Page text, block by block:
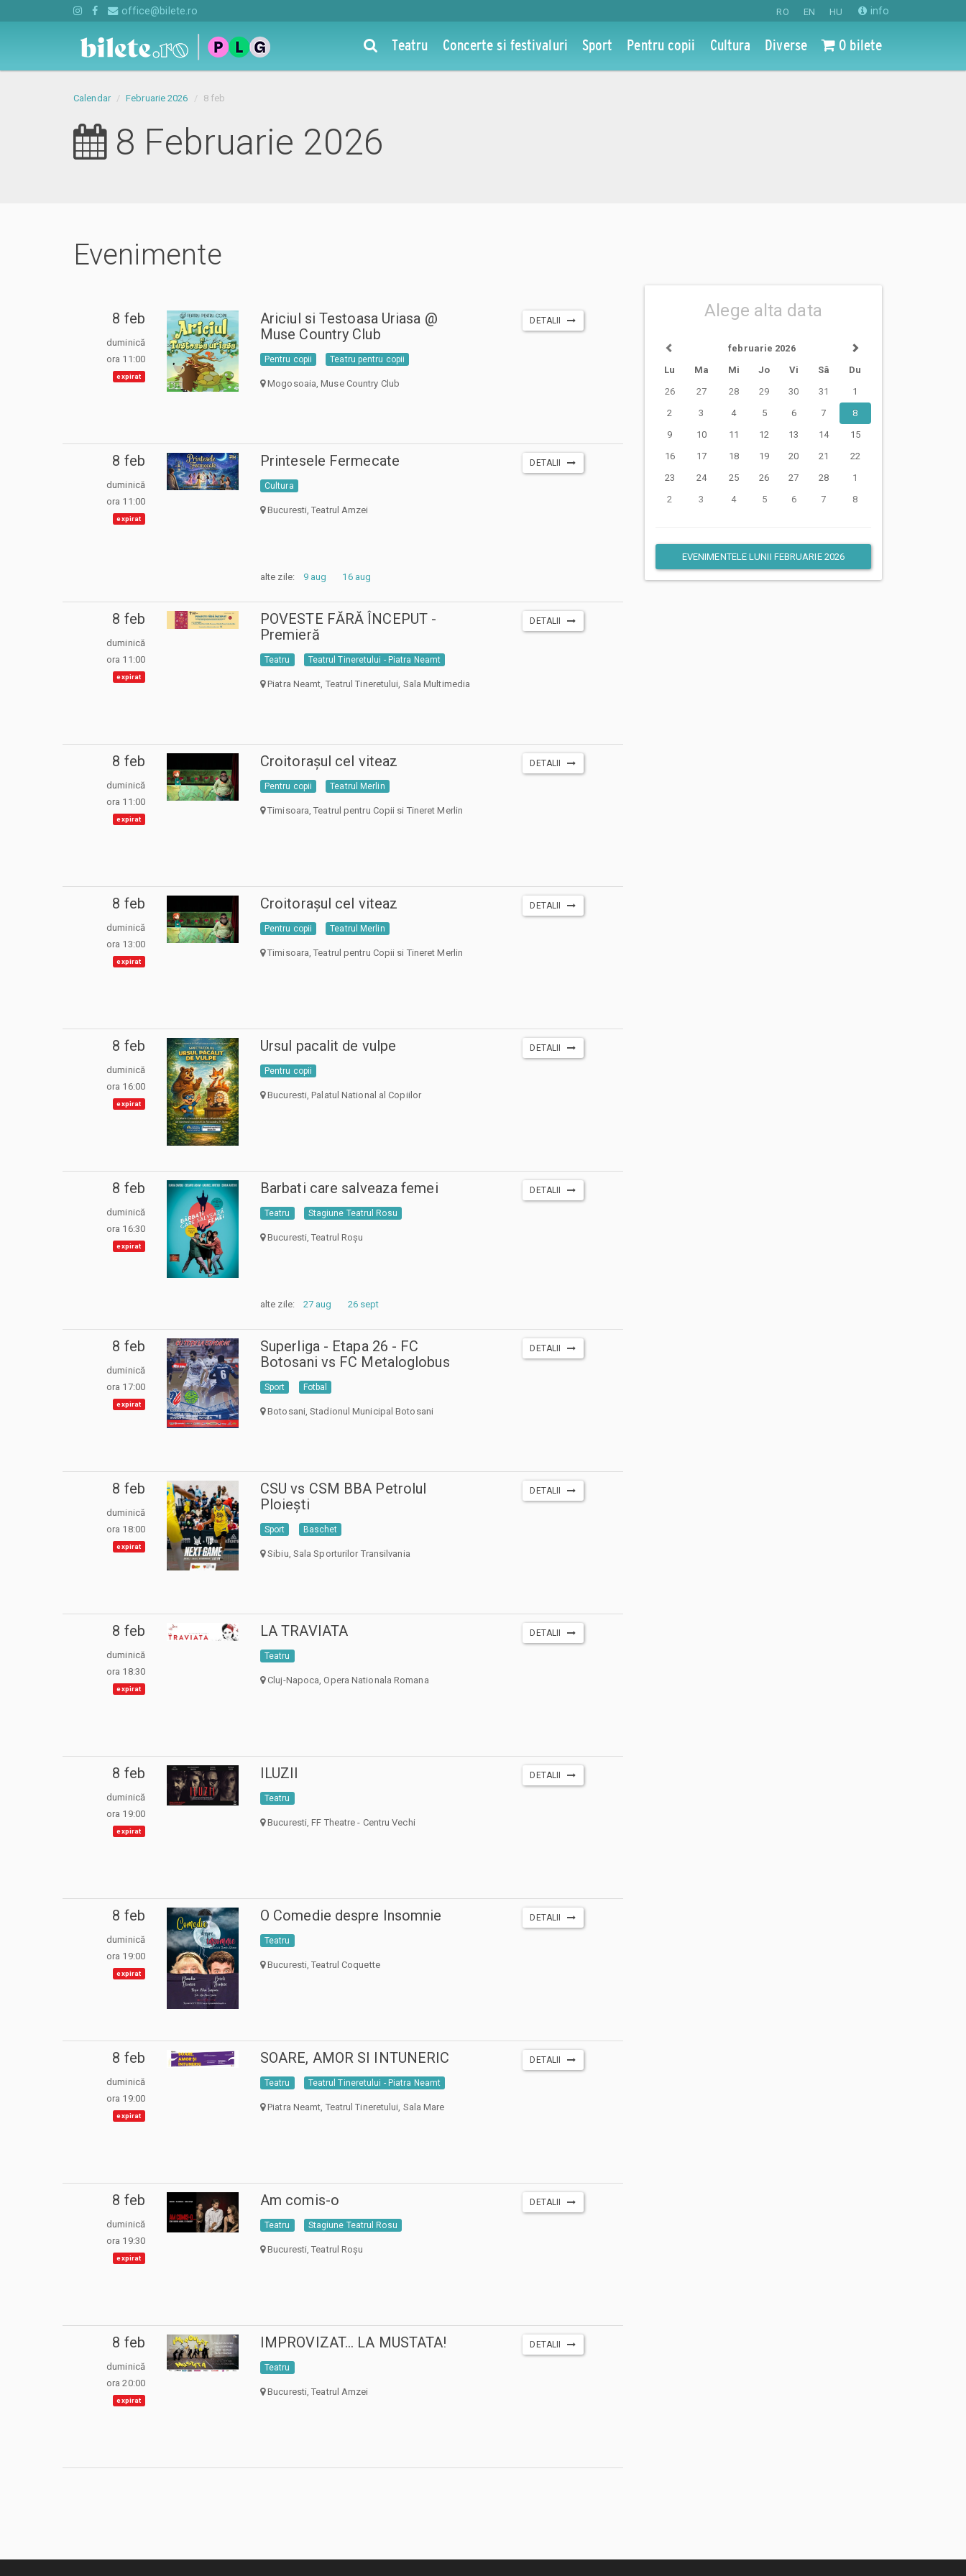
RO EN HU info
office@bilete.ro
Teatru Concerte si festivaluri Sport Pentru copii Cultura Diverse 0 bilete
Calendar Februarie 2026 8 feb
8 Februarie 2026
Evenimente
8 feb
duminică
ora 11:00
expirat
Ariciul si Testoasa Uriasa @
Muse Country Club
Pentru copii Teatru pentru copii
Mogosoaia, Muse Country Club
DETALII
8 feb
duminică
ora 11:00
expirat
Printesele Fermecate
Cultura
Bucuresti, Teatrul Amzei
DETALII
alte zile: 9 aug 16 aug
8 feb
duminică
ora 11:00
expirat
POVESTE FĂRĂ ÎNCEPUT -
Premieră
Teatru Teatrul Tineretului - Piatra Neamt
Piatra Neamt, Teatrul Tineretului, Sala Multimedia
DETALII
8 feb
duminică
ora 11:00
expirat
Croitorașul cel viteaz
Pentru copii Teatrul Merlin
Timisoara, Teatrul pentru Copii si Tineret Merlin
DETALII
8 feb
duminică
ora 13:00
expirat
Croitorașul cel viteaz
Pentru copii Teatrul Merlin
Timisoara, Teatrul pentru Copii si Tineret Merlin
DETALII
8 feb
duminică
ora 16:00
expirat
Ursul pacalit de vulpe
Pentru copii
Bucuresti, Palatul National al Copiilor
DETALII
8 feb
duminică
ora 16:30
expirat
Barbati care salveaza femei
Teatru Stagiune Teatrul Rosu
Bucuresti, Teatrul Roșu
DETALII
alte zile: 27 aug 26 sept
8 feb
duminică
ora 17:00
expirat
Superliga - Etapa 26 - FC
Botosani vs FC Metaloglobus
Sport Fotbal
Botosani, Stadionul Municipal Botosani
DETALII
8 feb
duminică
ora 18:00
expirat
CSU vs CSM BBA Petrolul
Ploiești
Sport Baschet
Sibiu, Sala Sporturilor Transilvania
DETALII
8 feb
duminică
ora 18:30
expirat
LA TRAVIATA
Teatru
Cluj-Napoca, Opera Nationala Romana
DETALII
8 feb
duminică
ora 19:00
expirat
ILUZII
Teatru
Bucuresti, FF Theatre - Centru Vechi
DETALII
8 feb
duminică
ora 19:00
expirat
O Comedie despre Insomnie
Teatru
Bucuresti, Teatrul Coquette
DETALII
8 feb
duminică
ora 19:00
expirat
SOARE, AMOR SI INTUNERIC
Teatru Teatrul Tineretului - Piatra Neamt
Piatra Neamt, Teatrul Tineretului, Sala Mare
DETALII
8 feb
duminică
ora 19:30
expirat
Am comis-o
Teatru Stagiune Teatrul Rosu
Bucuresti, Teatrul Roșu
DETALII
8 feb
duminică
ora 20:00
expirat
IMPROVIZAT... LA MUSTATA!
Teatru
Bucuresti, Teatrul Amzei
DETALII
Alege alta data
februarie 2026
Lu
Ma Mi Jo Vi Sâ
Du
26
27 28 29 30 31
1
2
3 4 5 6 7
8
9
10 11 12 13 14
15
16
17 18 19 20 21
22
23
24 25 26 27 28
1
2
3 4 5 6 7 8
EVENIMENTELE LUNII FEBRUARIE 2026